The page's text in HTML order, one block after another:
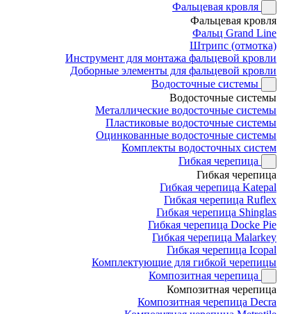
Фальцевая кровля
Фальцевая кровля
Фальц Grand Line
Штрипс (отмотка)
Инструмент для монтажа фальцевой кровли
Доборные элементы для фальцевой кровли
Водосточные системы
Водосточные системы
Металлические водосточные системы
Пластиковые водосточные системы
Оцинкованные водосточные системы
Комплекты водосточных систем
Гибкая черепица
Гибкая черепица
Гибкая черепица Katepal
Гибкая черепица Ruflex
Гибкая черепица Shinglas
Гибкая черепица Docke Pie
Гибкая черепица Malarkey
Гибкая черепица Icopal
Комплектующие для гибкой черепицы
Композитная черепица
Композитная черепица
Композитная черепица Decra